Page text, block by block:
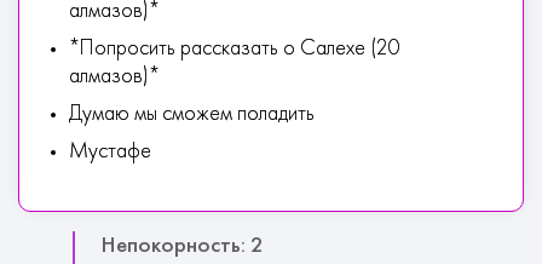
алмазов)*
*Попросить рассказать о Салехе (20
алмазов)*
Думаю мы сможем поладить
Мустафе
Непокорность: 2